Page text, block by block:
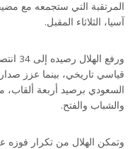
المرتقبة التي ستجمعه مع
آسيا، الثلاثاء المقبل.
ورفع
قياسي تاريخي، بينما عزز
السعودي برصيد أربعة ألقاب،
والشباب والفتح.
وتمكن الهلال من تكرار فوزه